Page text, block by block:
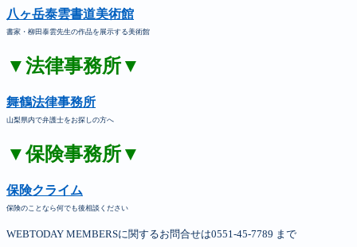
八ヶ岳泰雲書道美術館
書家・柳田泰雲先生の作品を展示する美術館
▼法律事務所▼
舞鶴法律事務所
山梨県内で弁護士をお探しの方へ
▼保険事務所▼
保険クライム
保険のことなら何でも後相談ください
WEBTODAY MEMBERSに関するお問合せは0551-45-7789 まで